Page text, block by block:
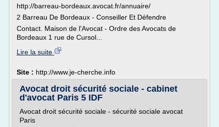
http://barreau-bordeaux.avocat.fr/annuaire/
2 Barreau De Bordeaux - Conseiller Et Défendre
Contact. Maison de l'Avocat - Ordre des Avocats de
Bordeaux 1 rue de Cursol...
Lire la suite
Site : http://www.je-cherche.info
Avocat droit sécurité sociale - cabinet
d'avocat Paris 5 IDF
Avocat droit sécurité sociale - sécurité sociale avocat
Paris